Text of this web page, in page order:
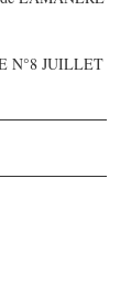
N°8 JUILLET